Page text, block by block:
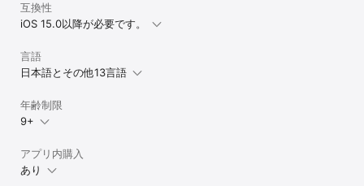
互換性
iOS 15.0以降が必要です。
言語
日本語とその他13言語
年齢制限
9+
アプリ内購入
あり